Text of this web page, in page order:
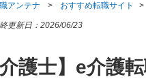
アンテナ おすすめ転職サイト
更新日： 2026/06/23
介護士】e介護